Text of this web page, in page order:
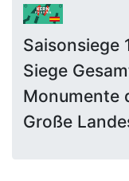
Saisonsiege
Siege
Monumente
Große